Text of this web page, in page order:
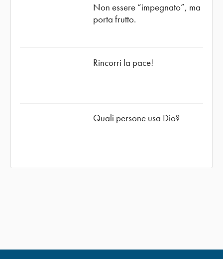
Non essere “impegnato”, ma
porta frutto.
Rincorri la pace!
Quali persone usa Dio?